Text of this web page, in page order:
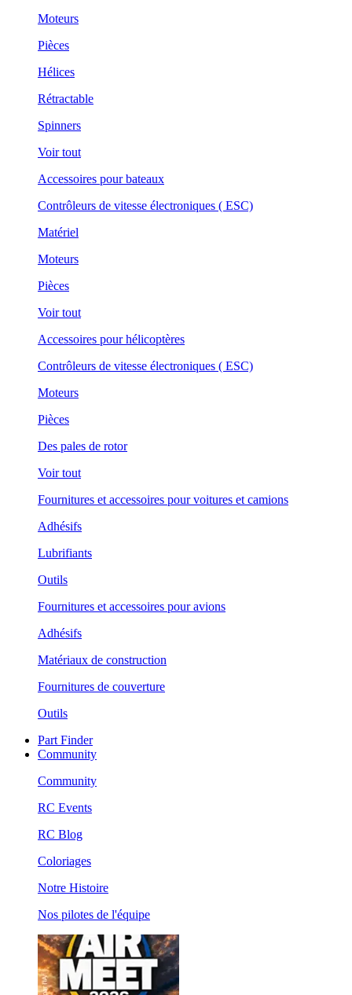
Moteurs
Pièces
Hélices
Rétractable
Spinners
Voir tout
Accessoires pour bateaux
Contrôleurs de vitesse électroniques ( ESC)
Matériel
Moteurs
Pièces
Voir tout
Accessoires pour hélicoptères
Contrôleurs de vitesse électroniques ( ESC)
Moteurs
Pièces
Des pales de rotor
Voir tout
Fournitures et accessoires pour voitures et camions
Adhésifs
Lubrifiants
Outils
Fournitures et accessoires pour avions
Adhésifs
Matériaux de construction
Fournitures de couverture
Outils
Part Finder
Community
Community
RC Events
RC Blog
Coloriages
Notre Histoire
Nos pilotes de l'équipe